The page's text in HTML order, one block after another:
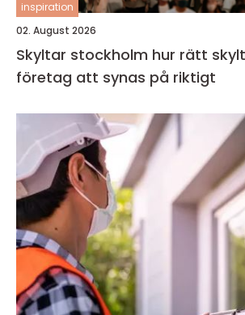
inspiration
02. August 2026
Skyltar stockholm hur rätt skyltning får
företag att synas på riktigt